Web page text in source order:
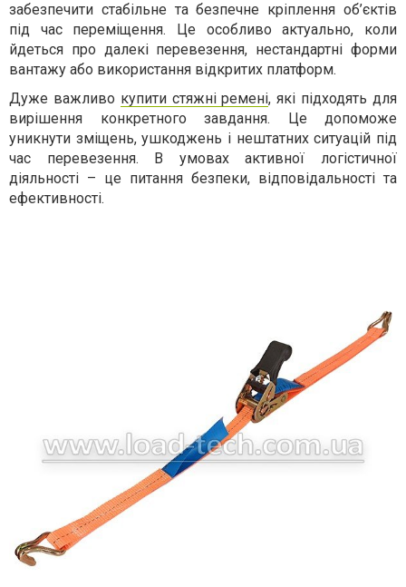
забезпечити стабільне та безпечне кріплення об’єктів
під час переміщення. Це особливо актуально, коли
йдеться про далекі перевезення, нестандартні форми
вантажу або використання відкритих платформ.
Дуже важливо купити стяжні ремені, які підходять для
вирішення конкретного завдання. Це допоможе
уникнути зміщень, ушкоджень і нештатних ситуацій під
час перевезення. В умовах активної логістичної
діяльності – це питання безпеки, відповідальності та
ефективності.